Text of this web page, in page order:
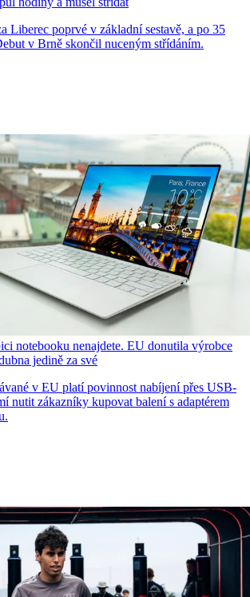
Liberec poprvé v základní sestavě, a po 35
v Brně skončil nuceným střídáním.
notebooku nenajdete. EU donutila výrobce
jedině za své
v EU platí povinnost nabíjení přes USB-
nutit zákazníky kupovat balení s adaptérem